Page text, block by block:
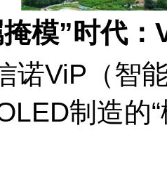
模”时代：
诺ViP（智
制造的